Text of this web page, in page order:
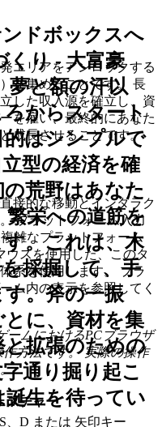
ドボックスへ
くり - 大富豪
夢と額の汗以
からスタート
はシンプルで
型の経済を確
荒野はあなた
栄への道筋を
。これは、木
採掘して、手
。斧の一振
に、資材を集
拡張のための
通り掘り起こ
生を待ってい
エリアをアンロックする
を集めることです。 長
した収入源を確立し、資
を雇い、最終的にあなた
成長させることです。
接的な移動とインタラク
プラットフォーム入力
雑なプラットフォーム
ウスを使用した、このタ
系を使用します。 プラ
ム内の表示を参照してく
ームにおけるPCブラウザ
方法です。 実際の操作
スチャー
、D または 矢印キー